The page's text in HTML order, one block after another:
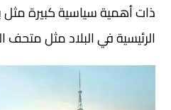
ذات أهمية سياسية كبيرة مثل
الرئيسية في البلاد مثل متحف